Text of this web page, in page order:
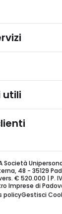
utili
Società
48 - 35129
€ 520.000 | P.
Imprese di
policyGestisci